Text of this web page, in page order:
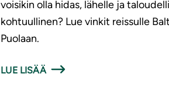
voisikin olla hidas, lähelle ja
kohtuullinen? Lue vinkit reissulle
Puolaan.
LUE LISÄÄ